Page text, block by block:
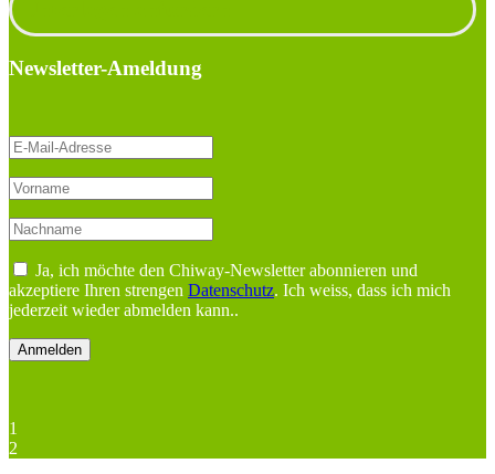
Newsletter-Ameldung
Ja, ich möchte den Chiway-Newsletter abonnieren und
akzeptiere Ihren strengen Datenschutz. Ich weiss, dass ich mich
jederzeit wieder abmelden kann..
1
2